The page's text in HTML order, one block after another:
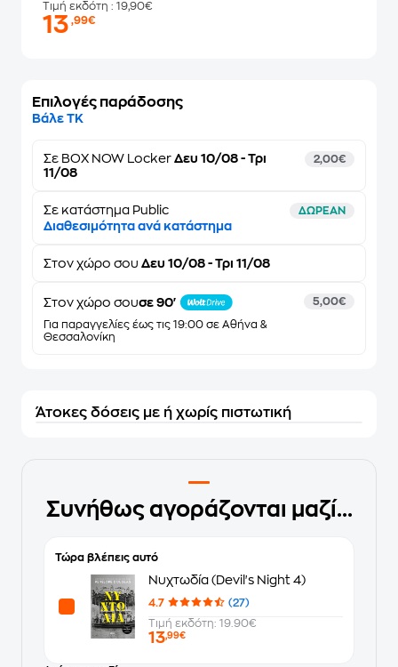
Τιμή εκδότη : 19,90€
13,99€
Επιλογές παράδοσης
Βάλε ΤΚ
Σε BOX NOW Locker Δευ 10/08 - Τρι
11/08
2,00€
Σε κατάστημα Public ΔΩΡΕΑΝ
Διαθεσιμότητα ανά κατάστημα
Στον χώρο σου Δευ 10/08 - Τρι 11/08
Στον χώρο σουσε 90'
Για παραγγελίες έως τις 19:00 σε Αθήνα &
Θεσσαλονίκη
5,00€
Άτοκες δόσεις με ή χωρίς πιστωτική
Συνήθως αγοράζονται μαζί...
Τώρα βλέπεις αυτό
Νυχτωδία (Devil's Night 4)
4.7
(27)
Τιμή εκδότη: 19.90€
13,99€